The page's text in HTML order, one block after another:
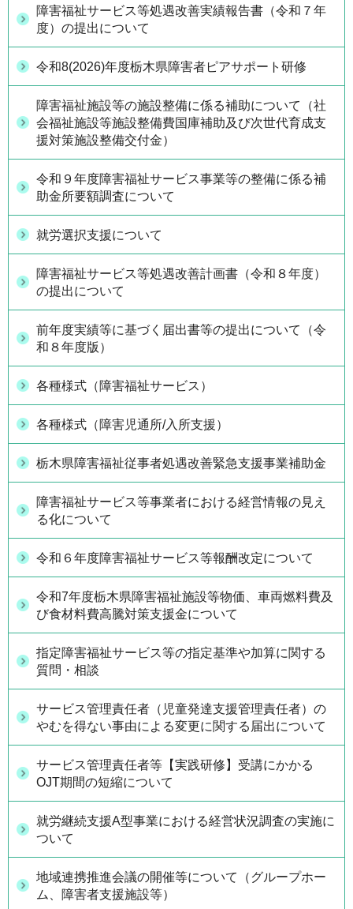
障害福祉サービス等処遇改善実績報告書（令和７年
度）の提出について
令和8(2026)年度栃木県障害者ピアサポート研修
障害福祉施設等の施設整備に係る補助について（社
会福祉施設等施設整備費国庫補助及び次世代育成支
援対策施設整備交付金）
令和９年度障害福祉サービス事業等の整備に係る補
助金所要額調査について
就労選択支援について
障害福祉サービス等処遇改善計画書（令和８年度）
の提出について
前年度実績等に基づく届出書等の提出について（令
和８年度版）
各種様式（障害福祉サービス）
各種様式（障害児通所/入所支援）
栃木県障害福祉従事者処遇改善緊急支援事業補助金
障害福祉サービス等事業者における経営情報の見え
る化について
令和６年度障害福祉サービス等報酬改定について
令和7年度栃木県障害福祉施設等物価、車両燃料費及
び食材料費高騰対策支援金について
指定障害福祉サービス等の指定基準や加算に関する
質問・相談
サービス管理責任者（児童発達支援管理責任者）の
やむを得ない事由による変更に関する届出について
サービス管理責任者等【実践研修】受講にかかる
OJT期間の短縮について
就労継続支援A型事業における経営状況調査の実施に
ついて
地域連携推進会議の開催等について（グループホー
ム、障害者支援施設等）